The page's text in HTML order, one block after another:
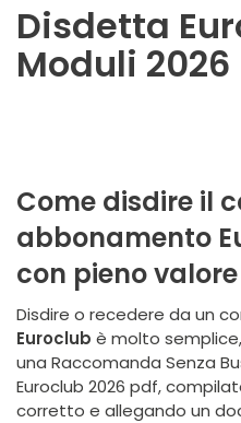
Disdetta
Moduli 2026
Come disdire il
abbonamento
con pieno
Disdire o recedere da un
Euroclub è molto
una Raccomanda Senza
Euroclub 2026 pdf,
corretto e allegando un